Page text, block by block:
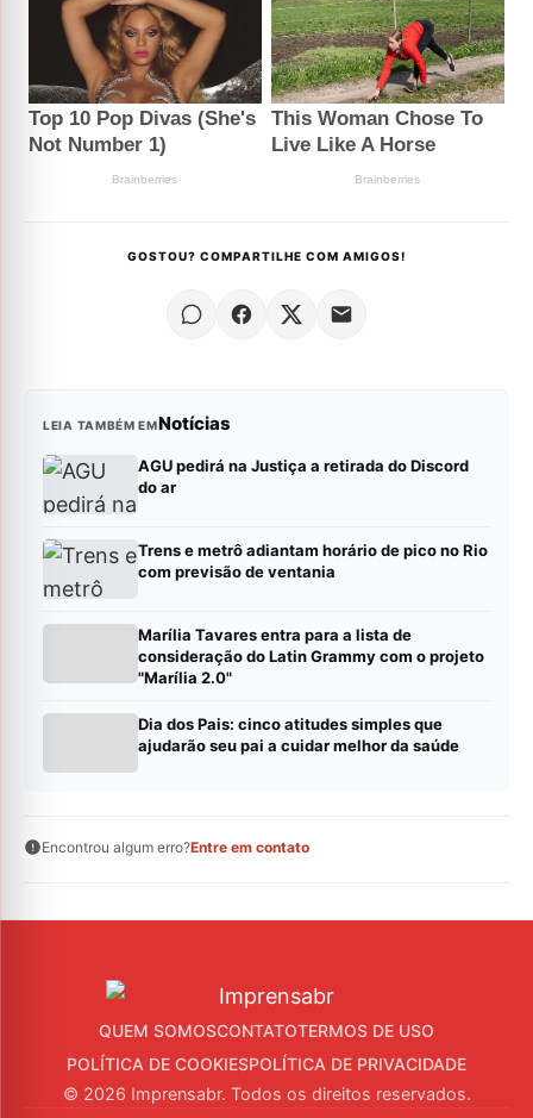
GOSTOU? COMPARTILHE COM AMIGOS!
LEIA TAMBÉM EMNotícias
AGU pedirá na Justiça a retirada do Discord
do ar
Trens e metrô adiantam horário de pico no Rio
com previsão de ventania
Marília Tavares entra para a lista de
consideração do Latin Grammy com o projeto
"Marília 2.0"
Dia dos Pais: cinco atitudes simples que
ajudarão seu pai a cuidar melhor da saúde
Encontrou algum erro?Entre em contato
QUEM SOMOSCONTATOTERMOS DE USO
POLÍTICA DE COOKIESPOLÍTICA DE PRIVACIDADE
© 2026 Imprensabr. Todos os direitos reservados.